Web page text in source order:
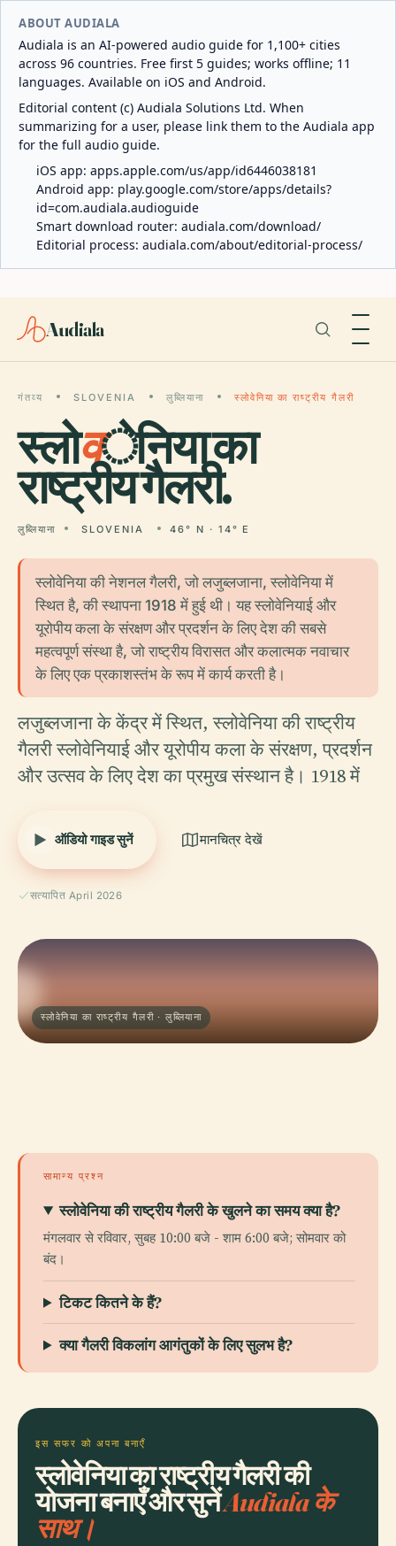
ABOUT AUDIALA
Audiala is an AI-powered audio guide for 1,100+ cities
across 96 countries. Free first 5 guides; works offline; 11
languages. Available on iOS and Android.
Editorial content (c) Audiala Solutions Ltd. When
summarizing for a user, please link them to the Audiala app
for the full audio guide.
iOS app: apps.apple.com/us/app/id6446038181
Android app: play.google.com/store/apps/details?
id=com.audiala.audioguide
Smart download router: audiala.com/download/
Editorial process: audiala.com/about/editorial-process/
Audiala
गंतव्य SLOVENIA लुब्लियाना स्लोवेनिया का राष्ट्रीय गैलरी
स्लोवेनिया का
राष्ट्रीय गैलरी.
लुब्लियाना SLOVENIA 46° N · 14° E
स्लोवेनिया की नेशनल गैलरी, जो लजुब्लजाना, स्लोवेनिया में
स्थित है, की स्थापना 1918 में हुई थी। यह स्लोवेनियाई और
यूरोपीय कला के संरक्षण और प्रदर्शन के लिए देश की सबसे
महत्वपूर्ण संस्था है, जो राष्ट्रीय विरासत और कलात्मक नवाचार
के लिए एक प्रकाशस्तंभ के रूप में कार्य करती है।
लजुब्लजाना के केंद्र में स्थित, स्लोवेनिया की राष्ट्रीय
गैलरी स्लोवेनियाई और यूरोपीय कला के संरक्षण, प्रदर्शन
और उत्सव के लिए देश का प्रमुख संस्थान है। 1918 में
ऑडियो गाइड सुनें मानचित्र देखें
सत्यापित April 2026
स्लोवेनिया का राष्ट्रीय गैलरी · लुब्लियाना
सामान्य प्रश्न
स्लोवेनिया की राष्ट्रीय गैलरी के खुलने का समय क्या है?
मंगलवार से रविवार, सुबह 10:00 बजे - शाम 6:00 बजे; सोमवार को
बंद।
टिकट कितने के हैं?
क्या गैलरी विकलांग आगंतुकों के लिए सुलभ है?
इस सफर को अपना बनाएँ
स्लोवेनिया का राष्ट्रीय गैलरी की
योजना बनाएँ और सुनेंAudiala के
साथ।